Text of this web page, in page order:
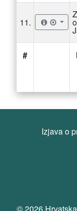
#
11.
Izjava o